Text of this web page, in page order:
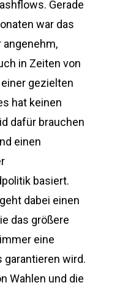
Gerade
war das
in Zeiten von
gezielten
hat keinen
dafür brauchen
einen
basiert.
dabei einen
das größere
eine
garantieren wird.
Wahlen und die